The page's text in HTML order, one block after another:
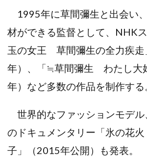
1995年に草間彌生と出会い
材ができる監督として、NHK
玉の女王 草間彌生の全力疾走
年）、「≒草間彌生 わたし大
年）など多数の作品を制作する
世界的なファッションモデル
のドキュメンタリー「氷の花
子」（2015年公開）も発表。